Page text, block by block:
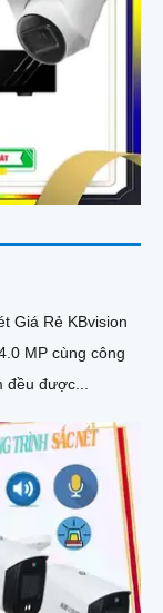
Giá Rẻ KBvision
MP cùng công
đều được...